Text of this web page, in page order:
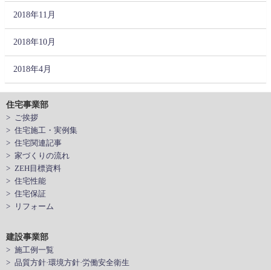
2018年11月
2018年10月
2018年4月
住宅事業部
> ご挨拶
> 住宅施工・実例集
> 住宅関連記事
> 家づくりの流れ
> ZEH目標資料
> 住宅性能
> 住宅保証
> リフォーム
建設事業部
> 施工例一覧
> 品質方針·環境方針·労働安全衛生